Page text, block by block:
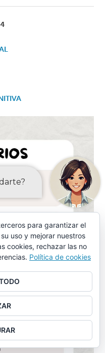
para garantizar el
uso y mejorar nuestros
cookies, rechazar las no
Política de cookies